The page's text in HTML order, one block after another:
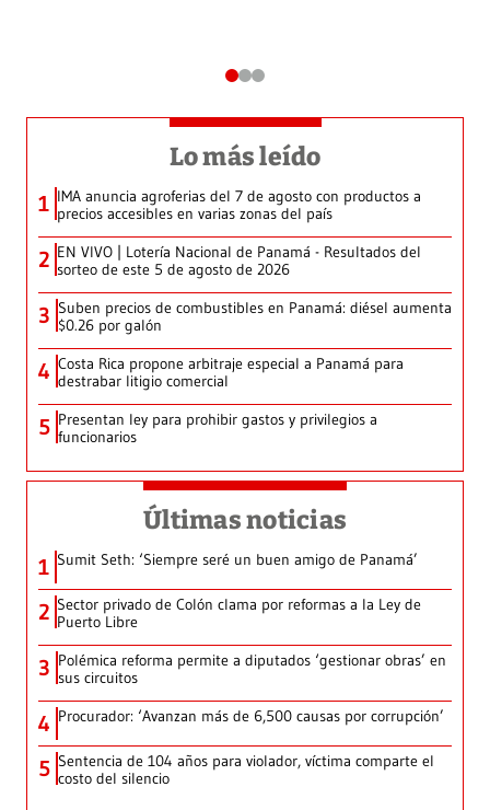
Lo más leído
1 IMA anuncia agroferias del 7 de agosto con productos a
precios accesibles en varias zonas del país
2 EN VIVO | Lotería Nacional de Panamá - Resultados del
sorteo de este 5 de agosto de 2026
3 Suben precios de combustibles en Panamá: diésel aumenta
$0.26 por galón
4 Costa Rica propone arbitraje especial a Panamá para
destrabar litigio comercial
5 Presentan ley para prohibir gastos y privilegios a
funcionarios
Últimas noticias
1 Sumit Seth: ‘Siempre seré un buen amigo de Panamá’
2 Sector privado de Colón clama por reformas a la Ley de
Puerto Libre
3 Polémica reforma permite a diputados ‘gestionar obras’ en
sus circuitos
4 Procurador: ‘Avanzan más de 6,500 causas por corrupción’
5 Sentencia de 104 años para violador, víctima comparte el
costo del silencio